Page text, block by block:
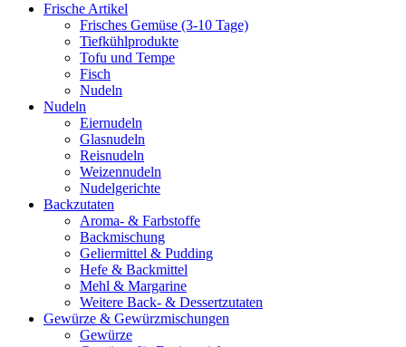
Frische Artikel
Frisches Gemüse (3-10 Tage)
Tiefkühlprodukte
Tofu und Tempe
Fisch
Nudeln
Nudeln
Eiernudeln
Glasnudeln
Reisnudeln
Weizennudeln
Nudelgerichte
Backzutaten
Aroma- & Farbstoffe
Backmischung
Geliermittel & Pudding
Hefe & Backmittel
Mehl & Margarine
Weitere Back- & Dessertzutaten
Gewürze & Gewürzmischungen
Gewürze